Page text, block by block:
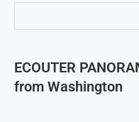
ECOUTER
from Washington